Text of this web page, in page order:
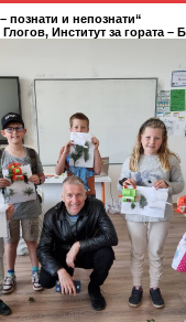
познати и непознати“
Институт за гората –